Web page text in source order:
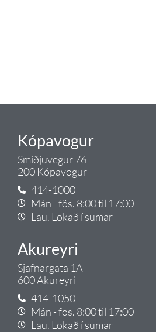
Kópavogur
Smiðjuvegur 76
200 Kópavogur
414-1000
Mán - fös. 8:00 til 17:00
Lau. Lokað í sumar
Akureyri
Sjafnargata 1A
600 Akureyri
414-1050
Mán - fös. 8:00 til 17:00
Lau. Lokað í sumar